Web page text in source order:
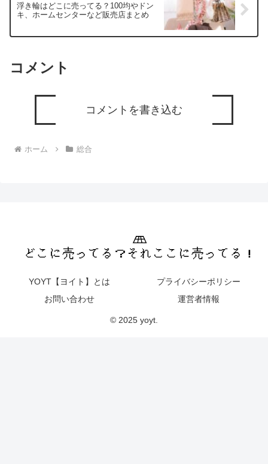
浮き輪はどこに売ってる？100均やドン
キ、ホームセンターなど販売店まとめ
コメント
コメントを書き込む
ホーム 総合
YOYT【ヨイト】とは
プライバシーポリシー
お問い合わせ
運営者情報
© 2025 yoyt.